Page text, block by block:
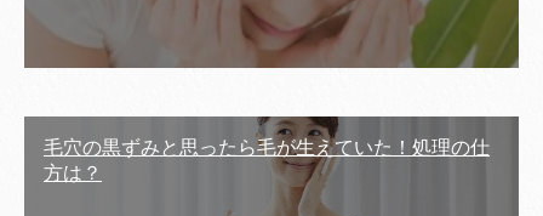
毛穴の黒ずみと思ったら毛が生えていた！処理の仕
方は？